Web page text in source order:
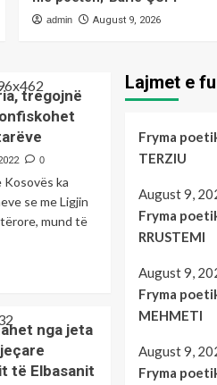
1
3
4
admin August 9, 2026
tregojnë
0
ka
se me Ligjin
mund të
nga jeta
të Elbasanit
Lajmet e
Fryma
TERZIU
August 9,
Fryma
RRUSTEMI
August 9,
Fryma
MEHMETI
August 9,
Fryma